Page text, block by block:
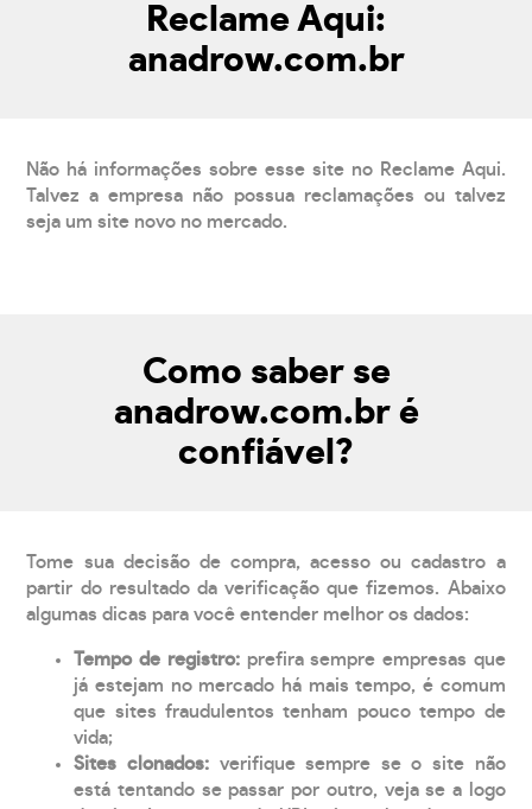
Reclame Aqui:
anadrow.com.br
Não há informações sobre esse site no Reclame Aqui.
Talvez a empresa não possua reclamações ou talvez
seja um site novo no mercado.
Como saber se
anadrow.com.br é
confiável?
Tome sua decisão de compra, acesso ou cadastro a
partir do resultado da verificação que fizemos. Abaixo
algumas dicas para você entender melhor os dados:
Tempo de registro: prefira sempre empresas que
já estejam no mercado há mais tempo, é comum
que sites fraudulentos tenham pouco tempo de
vida;
Sites clonados: verifique sempre se o site não
está tentando se passar por outro, veja se a logo